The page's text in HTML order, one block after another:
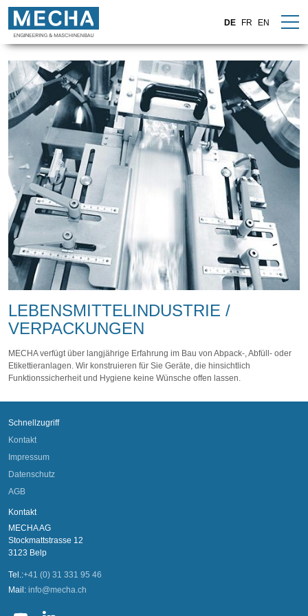
DE FR EN
LEBENSMITTELINDUSTRIE /
VERPACKUNGEN
MECHA verfügt über langjährige Erfahrung im Bau von Abpack-, Abfüll- oder
Etikettieranlagen. Wir konstruieren für Sie Geräte, die hinsichtlich
Funktionssicherheit und Hygiene keine Wünsche offen lassen.
Schnellzugriff
Kontakt
Impressum
Datenschutz
AGB
Kontakt
MECHA AG
Stockmattstrasse 12
3123 Belp
Tel.:+41 (0) 31 331 95 46
Mail: info@mecha.ch